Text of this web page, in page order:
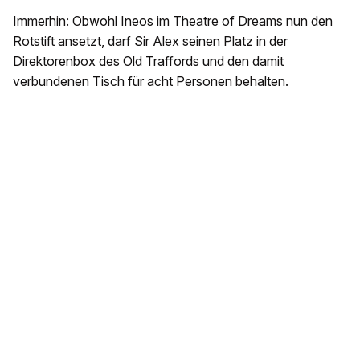
Immerhin: Obwohl Ineos im Theatre of Dreams nun den
Rotstift ansetzt, darf Sir Alex seinen Platz in der
Direktorenbox des Old Traffords und den damit
verbundenen Tisch für acht Personen behalten.